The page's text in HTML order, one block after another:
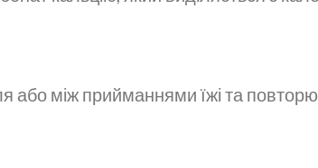
або між прийманнями їжі та